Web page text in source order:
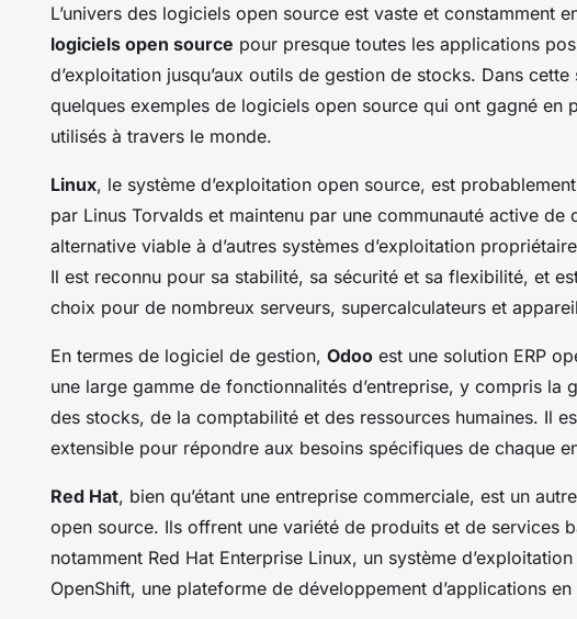
L’univers des logiciels open source est vaste et constamment
logiciels open source pour presque toutes les applications
d’exploitation jusqu’aux outils de gestion de stocks. Dans
quelques exemples de logiciels open source qui ont gagné en
utilisés à travers le monde.
Linux, le système d’exploitation open source, est
par Linus Torvalds et maintenu par une communauté active de
alternative viable à d’autres systèmes d’exploitation
Il est reconnu pour sa stabilité, sa sécurité et sa flexibilité, et
choix pour de nombreux serveurs, supercalculateurs et
En termes de logiciel de gestion, Odoo est une solution ERP
une large gamme de fonctionnalités d’entreprise, y compris la
des stocks, de la comptabilité et des ressources humaines. Il
extensible pour répondre aux besoins spécifiques de chaque
Red Hat, bien qu’étant une entreprise commerciale, est un
open source. Ils offrent une variété de produits et de services
notamment Red Hat Enterprise Linux, un système
OpenShift, une plateforme de développement d’applications en